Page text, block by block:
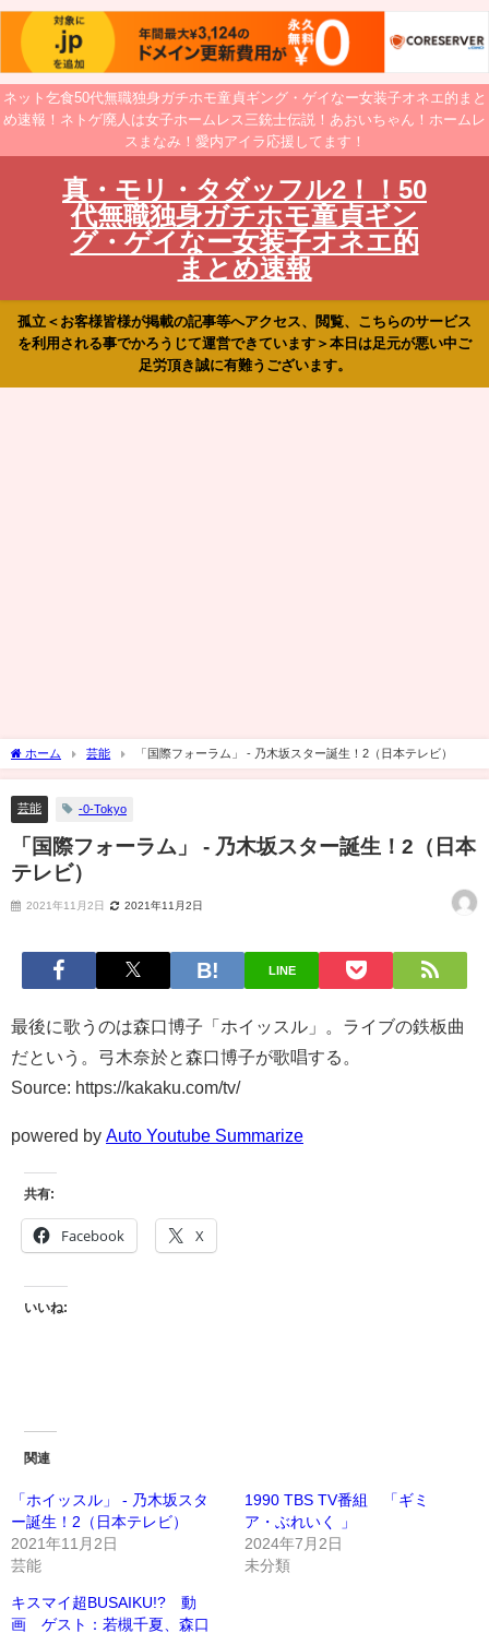
ネット乞食50代無職独身ガチホモ童貞ギング・ゲイなー女装子オネエ的まと
め速報！ネトゲ廃人は女子ホームレス三銃士伝説！あおいちゃん！ホームレ
スまなみ！愛内アイラ応援してます！
真・モリ・タダッフル2！！50
代無職独身ガチホモ童貞ギン
グ・ゲイなー女装子オネエ的
まとめ速報
孤立＜お客様皆様が掲載の記事等へアクセス、閲覧、こちらのサービス
を利用される事でかろうじて運営できています＞本日は足元が悪い中ご
足労頂き誠に有難うございます。
ホーム 芸能 「国際フォーラム」 - 乃木坂スター誕生！2（日本テレビ）
芸能 -0-Tokyo
「国際フォーラム」 - 乃木坂スター誕生！2（日本
テレビ）
2021年11月2日 2021年11月2日
LINE
最後に歌うのは森口博子「ホイッスル」。ライブの鉄板曲
だという。弓木奈於と森口博子が歌唱する。
Source: https://kakaku.com/tv/
powered by Auto Youtube Summarize
共有:
Facebook X
いいね:
関連
「ホイッスル」 - 乃木坂スタ
ー誕生！2（日本テレビ）
2021年11月2日
芸能
1990 TBS TV番組 「ギミ
ア・ぶれいく 」
2024年7月2日
未分類
キスマイ超BUSAIKU!? 動
画 ゲスト：若槻千夏、森口